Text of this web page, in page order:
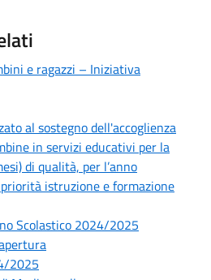
e ragazzi – Iniziativa
al sostegno dell'accoglienza
in servizi educativi per la
di qualità, per l’anno
istruzione e formazione
Scolastico 2024/2025
2025